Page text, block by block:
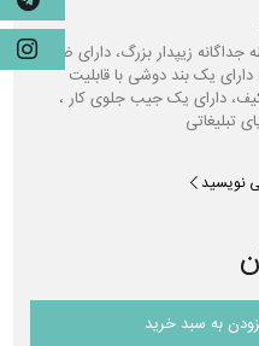
زیپدار بزرگ، دارای ضربه
یک بند دوشی با قابلیت
دارای یک جیب جلوی کار ،
تبلیغاتی
نویسید
به سبد خرید